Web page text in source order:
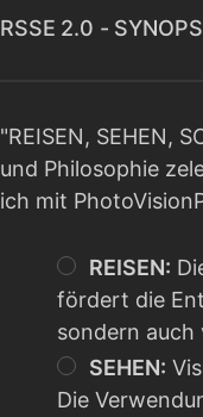
RSSE 2.0 -
"REISEN, SEHEN,
und Philosophie
ich mit
REISEN:
fördert die
sondern auch
SEHEN:
Die